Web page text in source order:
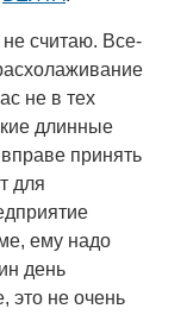
считаю. Все-
не в тех
длинные
принять
для
ему надо
день
это не очень